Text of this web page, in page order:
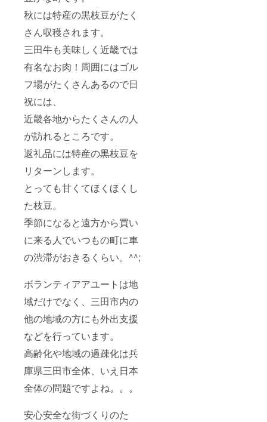
秋には特産の黒枝豆がたく
さん収穫されます。
三田牛も美味しく近畿では
有名なお肉！周囲にはゴル
フ場がたくさんあるので日
祝には、
近畿各地からたくさんの人
が訪れるところです。
返礼品には特産の黒枝豆を
リターンします。
とっても甘くてほくほくし
た枝豆。
季節になると遠方から買い
に来る人でいつもの町に車
の渋滞がおきるくらい。^^;
ボランティアアユートは地
域だけでなく、三田市内の
他の地域の方にも外出支援
などを行っています。
高齢化や地域の過疎化は兵
庫県三田市全体、いえ日本
全体の問題ですよね。。。
安心安全な街づくりのた